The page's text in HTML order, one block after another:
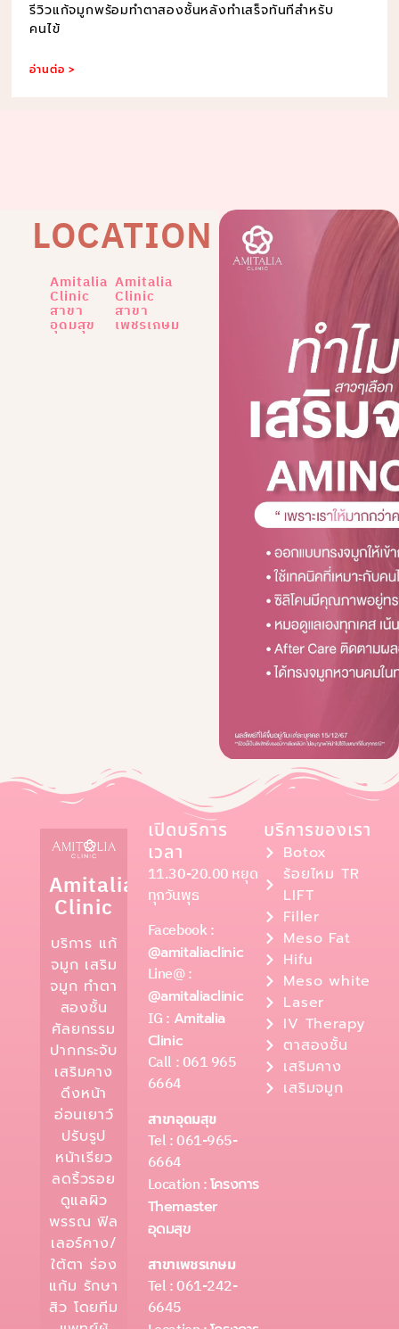
รีวิวแก้จมูกพร้อมทำตาสองชั้นหลังทำเสร็จทันทีสำหรับ
คนไข้
อ่านต่อ >
LOCATION
Amitalia
Clinic
สาขา
อุดมสุข
Amitalia
Clinic
สาขา
เพชรเกษม
Amitalia
Clinic
บริการ แก้
จมูก เสริม
จมูก ทำตา
สองชั้น
ศัลยกรรม
ปากกระจับ
เสริมคาง
ดึงหน้า
อ่อนเยาว์
ปรับรูป
หน้าเรียว
ลดริ้วรอย
ดูแลผิว
พรรณ ฟิล
เลอร์คาง/
ใต้ตา ร่อง
แก้ม รักษา
สิว โดยทีม
เปิดบริการ
เวลา
11.30-20.00 หยุด
ทุกวันพุธ
Facebook :
@amitaliaclinic
Line@ :
@amitaliaclinic
IG : Amitalia
Clinic
Call : 061 965
6664
สาขาอุดมสุข
Tel : 061-965-
6664
Location :โครงการ
Themaster
อุดมสุข
สาขาเพชรเกษม
Tel : 061-242-
6645
บริการของเรา
Botox
ร้อยไหม TR
LIFT
Filler
Meso Fat
Hifu
Meso white
Laser
IV Therapy
ตาสองชั้น
เสริมคาง
เสริมจมูก